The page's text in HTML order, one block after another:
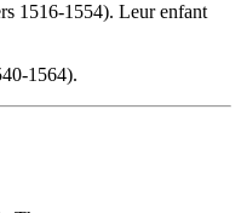
1516-1554). Leur enfant
1564).